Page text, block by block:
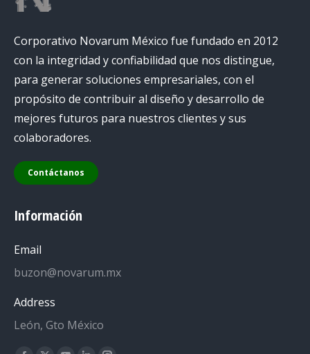
Corporativo Novarum México fue fundado en 2012
con la integridad y confiabilidad que nos distingue,
para generar soluciones empresariales, con el
propósito de contribuir al diseño y desarrollo de
mejores futuros para nuestros clientes y sus
colaboradores.
Contáctanos
Información
Email
buzon@novarum.mx
Address
León, Gto México